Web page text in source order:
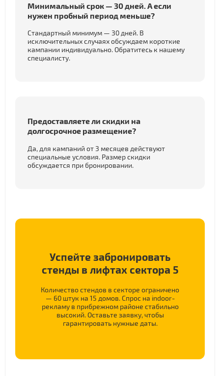
Минимальный срок — 30 дней. А если
нужен пробный период меньше?
Стандартный минимум — 30 дней. В
исключительных случаях обсуждаем короткие
кампании индивидуально. Обратитесь к нашему
специалисту.
Предоставляете ли скидки на
долгосрочное размещение?
Да, для кампаний от 3 месяцев действуют
специальные условия. Размер скидки
обсуждается при бронировании.
Успейте забронировать
стенды в лифтах сектора 5
Количество стендов в секторе ограничено
— 60 штук на 15 домов. Спрос на indoor-
рекламу в прибрежном районе стабильно
высокий. Оставьте заявку, чтобы
гарантировать нужные даты.